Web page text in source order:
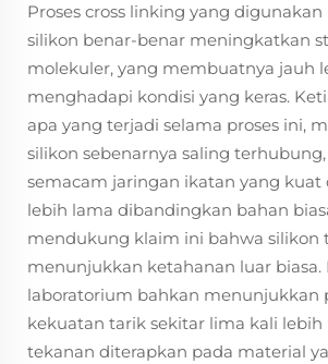
Proses cross linking yang
silikon benar-benar meningkatkan
molekuler, yang membuatnya jauh
menghadapi kondisi yang keras.
apa yang terjadi selama proses ini,
silikon sebenarnya saling
semacam jaringan ikatan yang kuat
lebih lama dibandingkan bahan
mendukung klaim ini bahwa silikon
menunjukkan ketahanan luar biasa.
laboratorium bahkan menunjukkan
kekuatan tarik sekitar lima kali lebih
tekanan diterapkan pada material